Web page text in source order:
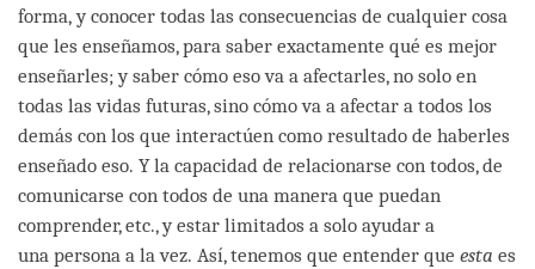
forma, y conocer todas las consecuencias de cualquier cosa
que les enseñamos, para saber exactamente qué es mejor
enseñarles; y saber cómo eso va a afectarles, no solo en
todas las vidas futuras, sino cómo va a afectar a todos los
demás con los que interactúen como resultado de haberles
enseñado eso. Y la capacidad de relacionarse con todos, de
comunicarse con todos de una manera que puedan
comprender, etc., y estar limitados a solo ayudar a
una persona a la vez. Así, tenemos que entender que esta es